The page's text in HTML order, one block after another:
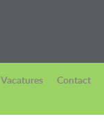
Vacatures Contact